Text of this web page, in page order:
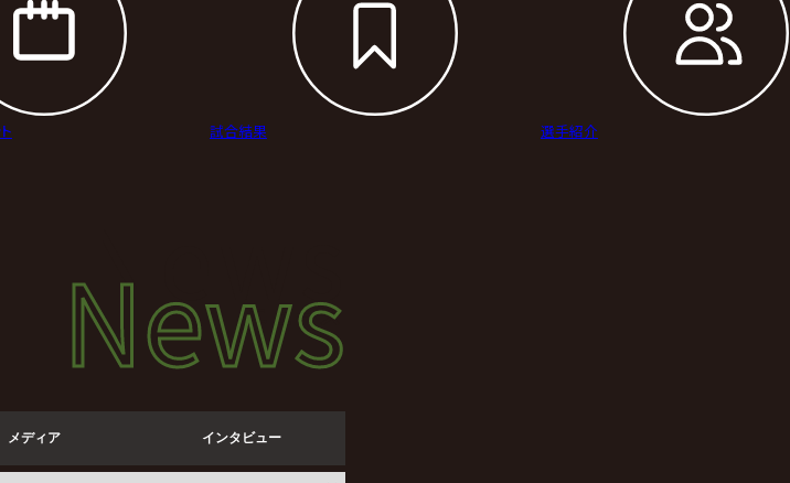
試合結果
選手紹介
Newsニュース
News
メディア インタビュー